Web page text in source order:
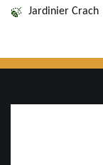
Jardinier Crach